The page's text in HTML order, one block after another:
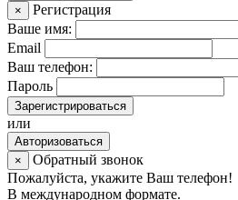
×
Регистрация
Ваше имя:
Email
Ваш телефон:
Пароль
Зарегистрироваться
или
Авторизоваться
×
Обратный звонок
Пожалуйста, укажите Ваш телефон!
В международном формате.